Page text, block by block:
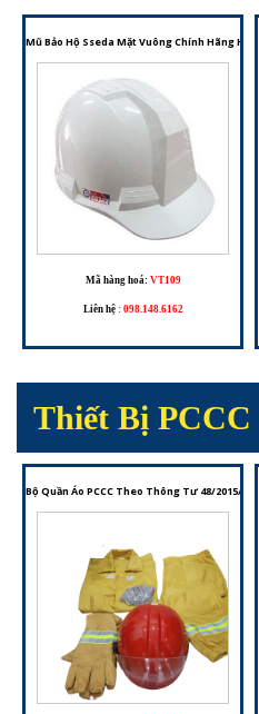
Mũ Bảo Hộ Sseda Mặt Vuông Chính Hãng
Mã hàng hoá: VT109
Liên hệ : 098.148.6162
Thiết Bị PCCC
Bộ Quần Áo PCCC Theo Thông Tư 48/2015/